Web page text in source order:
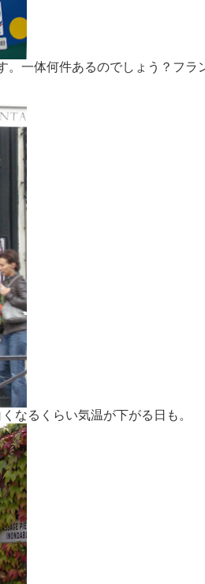
一体何件あるのでしょう？フラ
なるくらい気温が下がる日も。